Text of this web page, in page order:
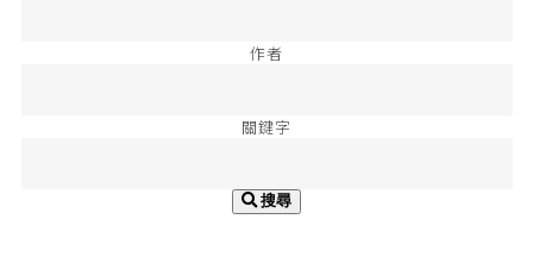
作者
關鍵字
搜尋